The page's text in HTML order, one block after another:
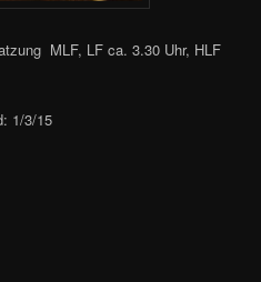
MLF, LF ca. 3.30 Uhr, HLF
1/3/15